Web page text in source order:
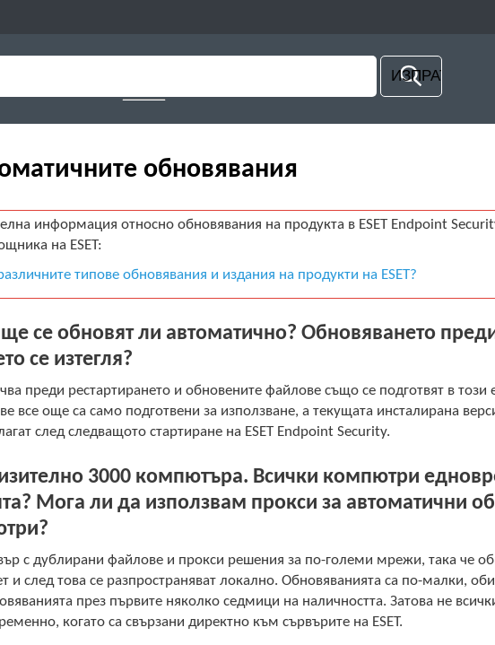
обновявания
информация относно обновявания на продукта в ESET Endpoint
на ESET:
типове обновявания и издания на продукти на ESET?
се обновят ли автоматично? Обновяването
се изтегля?
преди рестартирането и обновените файлове също се подготвят в този
все още са само подготвени за използване, а текущата инсталирана
след следващото стартиране на ESET Endpoint Security.
3000 компютъра. Всички компютри
Мога ли да използвам прокси за автоматични
с дублирани файлове и прокси решения за по-големи мрежи, така че
и след това се разпространяват локално. Обновяванията са по-малки,
през първите няколко седмици на наличността. Затова не
когато са свързани директно към сървърите на ESET.